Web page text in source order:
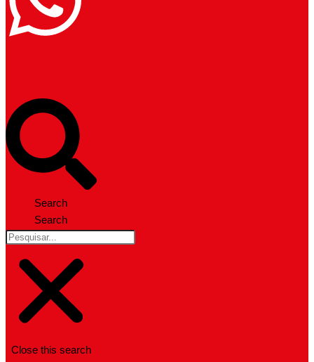
Search
Search
Close this search